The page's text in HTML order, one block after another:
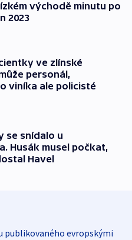
východě minutu po
2023
ve zlínské
personál,
viníka ale policisté
se snídalo u
Husák musel počkat,
Havel
publikovaného evropskými